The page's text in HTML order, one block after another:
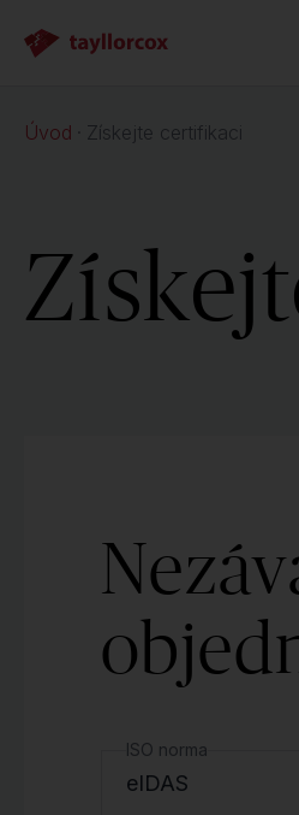
Úvod Získejte certifikaci
ISO norma
eIDAS